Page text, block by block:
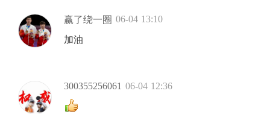
赢了绕一圈 06-04 13:10
加油
300355256061 06-04 12:36